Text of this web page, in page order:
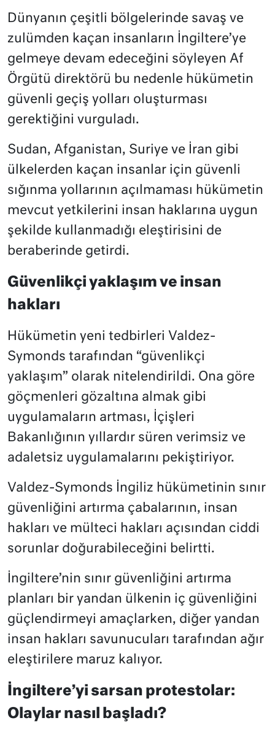
Dünyanın çeşitli bölgelerinde savaş ve
zulümden kaçan insanların İngiltere’ye
gelmeye devam edeceğini söyleyen Af
Örgütü direktörü bu nedenle hükümetin
güvenli geçiş yolları oluşturması
gerektiğini vurguladı.
Sudan, Afganistan, Suriye ve İran gibi
ülkelerden kaçan insanlar için güvenli
sığınma yollarının açılmaması hükümetin
mevcut yetkilerini insan haklarına uygun
şekilde kullanmadığı eleştirisini de
beraberinde getirdi.
Güvenlikçi yaklaşım ve insan
hakları
Hükümetin yeni tedbirleri Valdez-
Symonds tarafından “güvenlikçi
yaklaşım” olarak nitelendirildi. Ona göre
göçmenleri gözaltına almak gibi
uygulamaların artması, İçişleri
Bakanlığının yıllardır süren verimsiz ve
adaletsiz uygulamalarını pekiştiriyor.
Valdez-Symonds İngiliz hükümetinin sınır
güvenliğini artırma çabalarının, insan
hakları ve mülteci hakları açısından ciddi
sorunlar doğurabileceğini belirtti.
İngiltere’nin sınır güvenliğini artırma
planları bir yandan ülkenin iç güvenliğini
güçlendirmeyi amaçlarken, diğer yandan
insan hakları savunucuları tarafından ağır
eleştirilere maruz kalıyor.
İngiltere’yi sarsan protestolar:
Olaylar nasıl başladı?